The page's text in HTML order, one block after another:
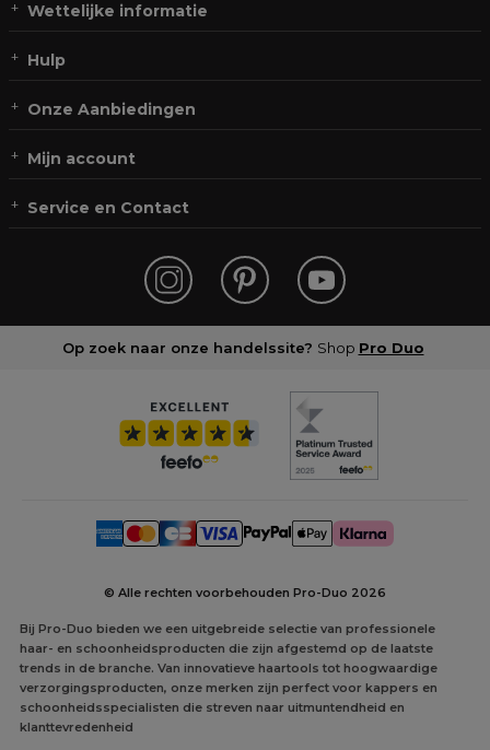
Wettelijke informatie
Hulp
Onze Aanbiedingen
Mijn account
Service en Contact
Op zoek naar onze handelssite? Shop Pro Duo
© Alle rechten voorbehouden Pro-Duo 2026
Bij Pro-Duo bieden we een uitgebreide selectie van professionele
haar- en schoonheidsproducten die zijn afgestemd op de laatste
trends in de branche. Van innovatieve haartools tot hoogwaardige
verzorgingsproducten, onze merken zijn perfect voor kappers en
schoonheidsspecialisten die streven naar uitmuntendheid en
klanttevredenheid